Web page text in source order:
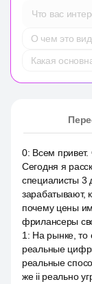
Что вас
О чем это
Какая
0: Всем привет.
Сегодня я
специалисты 3
зарабатывают,
почему цены
фрилансеры
1 : На рынке, то
реальные
реальные
же ii реально